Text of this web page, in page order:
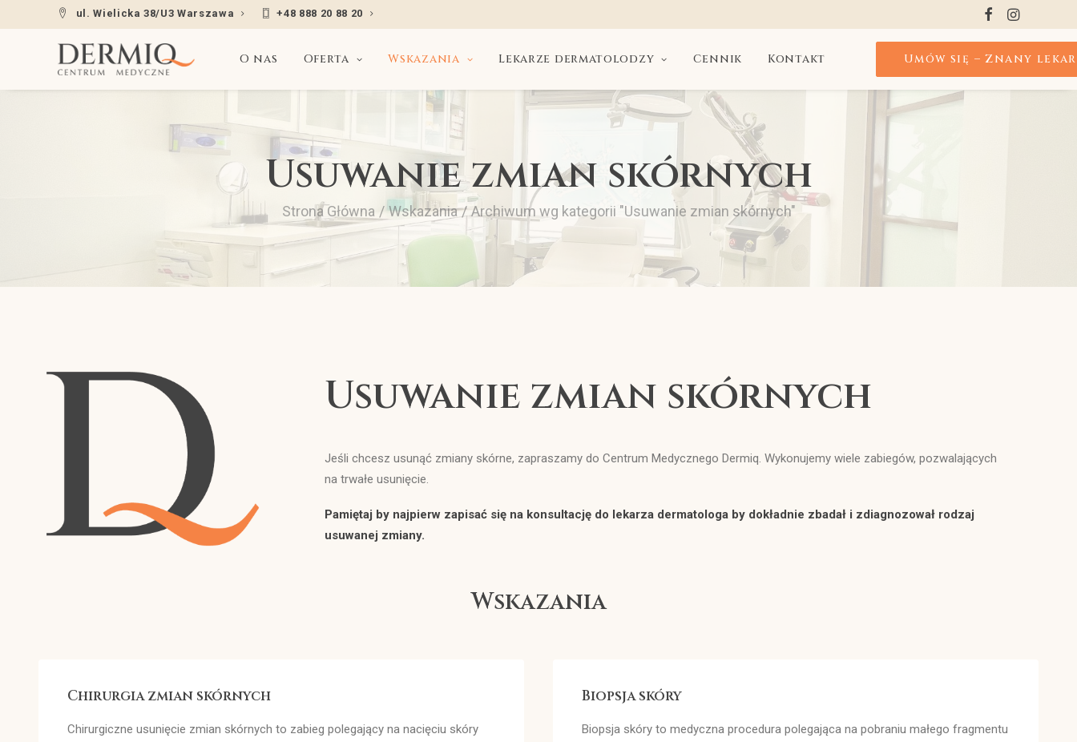
ul. Wielicka 38/U3 Warszawa +48 888 20 88 20
O nas Oferta Wskazania Lekarze dermatolodzy Cennik Kontakt Umów się – Znany
Usuwanie zmian skórnych
Strona Główna Wskazania Archiwum wg kategorii "Usuwanie zmian skórnych"
Usuwanie zmian skórnych
Jeśli chcesz usunąć zmiany skórne, zapraszamy do Centrum Medycznego Dermiq. Wykonujemy wiele zabiegów, pozwalających
na trwałe usunięcie.
Pamiętaj by najpierw zapisać się na konsultację do lekarza dermatologa by dokładnie zbadał i zdiagnozował rodzaj
usuwanej zmiany.
Wskazania
Chirurgia zmian skórnych
Chirurgiczne usunięcie zmian skórnych to zabieg polegający na nacięciu skóry
Biopsja skóry
Biopsja skóry to medyczna procedura polegająca na pobraniu małego fragmentu